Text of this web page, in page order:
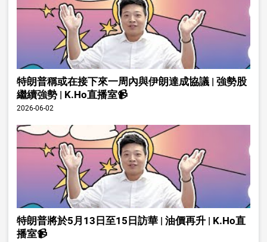
特朗普稱或在接下來一周內與伊朗達成協議 | 強勢股
繼續強勢 | K.Ho直播室📹
2026-06-02
特朗普將於5月13日至15日訪華 | 油價再升 | K.Ho直
播室📹